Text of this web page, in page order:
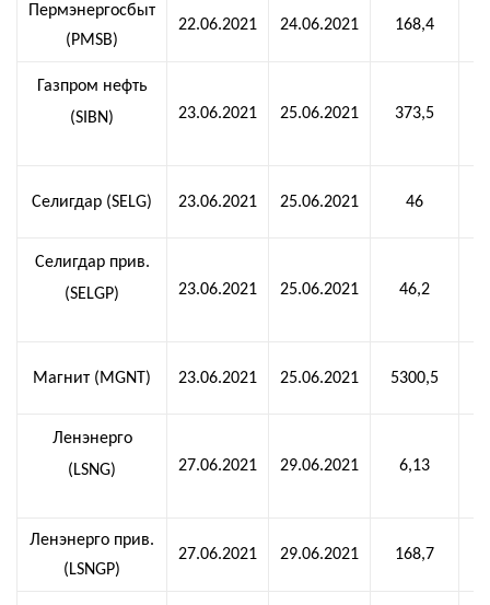
Пермэнергосбыт
(PMSB)
22.06.2021 24.06.2021 168,4
Газпром нефть
(SIBN)
23.06.2021 25.06.2021 373,5
Селигдар (SELG) 23.06.2021 25.06.2021 46
Селигдар прив.
(SELGP)
23.06.2021 25.06.2021 46,2
Магнит (MGNT) 23.06.2021 25.06.2021 5300,5
Ленэнерго
(LSNG)
27.06.2021 29.06.2021 6,13
Ленэнерго прив.
(LSNGP)
27.06.2021 29.06.2021 168,7